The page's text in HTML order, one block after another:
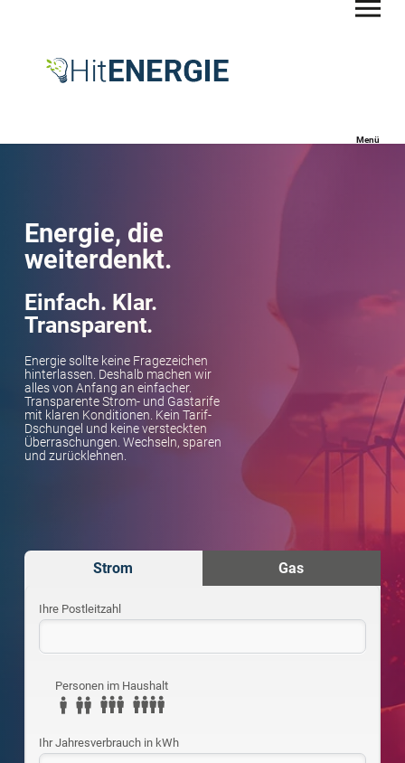
Menü
Energie, die
weiterdenkt.
Einfach. Klar.
Transparent.
Energie sollte keine Fragezeichen
hinterlassen. Deshalb machen wir
alles von Anfang an einfacher.
Transparente Strom- und Gastarife
mit klaren Konditionen. Kein Tarif-
Dschungel und keine versteckten
Überraschungen. Wechseln, sparen
und zurücklehnen.
Strom Gas
Pflichtfeld
Ihre Postleitzahl
Personen im Haushalt
Pflichtfeld
Ihr Jahresverbrauch in kWh